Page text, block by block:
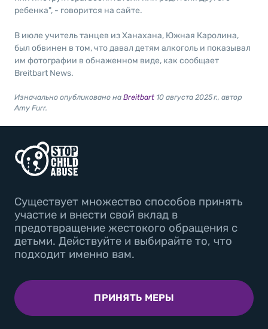
ребенка", - говорится на сайте.
В июле учитель танцев из Ханахана, Южная Каролина,
был обвинен в том, что давал детям алкоголь и показывал
им фотографии в обнаженном виде, как сообщает
Breitbart News.
Изначально опубликовано на Breitbart10 августа 2025 г., автор
Amy Furr.
Существует множество способов принять
участие и внести свой вклад в
предотвращение жестокого обращения с
детьми. Действуйте и выбирайте то, что
подходит именно вам.
ПРИНЯТЬ МЕРЫ